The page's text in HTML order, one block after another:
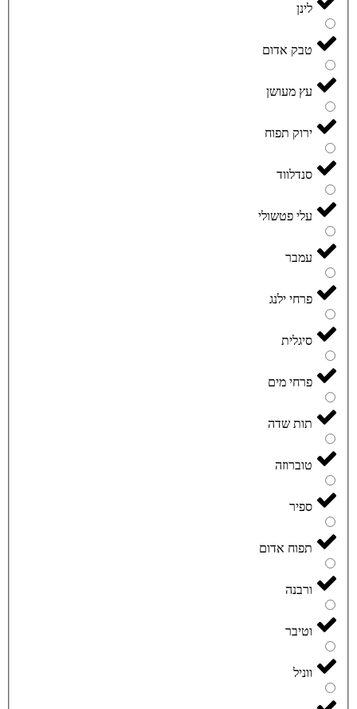
לינן
טבק אדום
עץ מעושן
ירוק תפוח
סנדלווד
עלי פטשולי
עמבר
פרחי ילנג
סיגלית
פרחי מים
תות שדה
טוברוזה
ספיר
תפוח אדום
ורבנה
וטיבר
ווניל